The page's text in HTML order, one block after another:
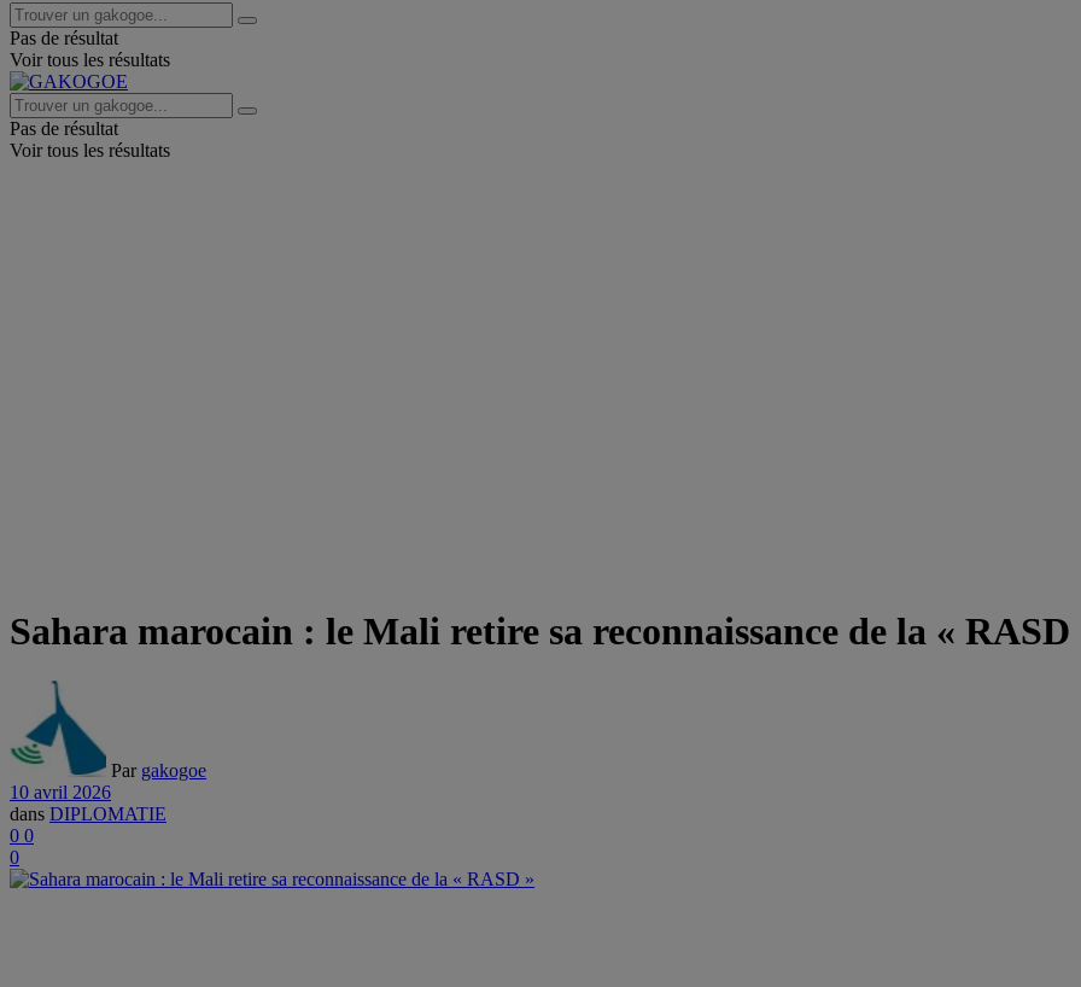
Pas de résultat
Voir tous les résultats
Pas de résultat
Voir tous les résultats
Sahara marocain : le Mali retire sa reconnaissance de la « RASD
Par gakogoe
10 avril 2026
dans DIPLOMATIE
0 0
0